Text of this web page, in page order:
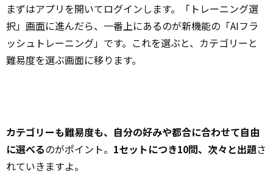
まずはアプリを開いてログインします。「トレーニング選
択」 画面に進んだら、一番上にあるのが新機能の「AIフラ
ッシュトレーニング」です。これを選ぶと、カテゴリーと
難易度を選ぶ画面に移ります。
カテゴリーも難易度も、自分の好みや都合に合わせて自由
に選べるのがポイント。 1セットにつき10問、次々と出題さ
れていきますよ。